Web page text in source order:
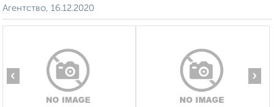
Агентство, 16.12.2020
‹ ›